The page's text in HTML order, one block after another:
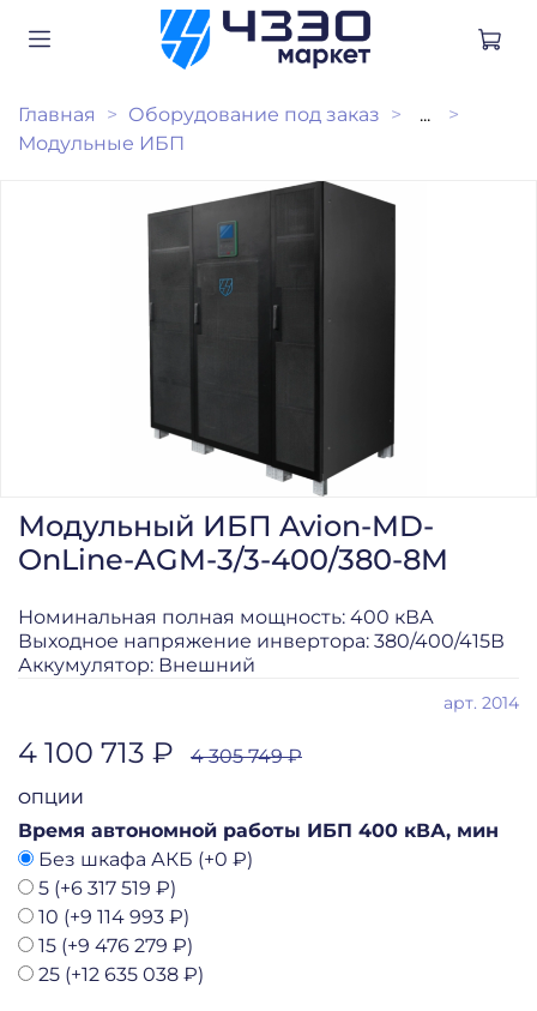
Главная Оборудование под заказ
...
Модульные ИБП
арт. 2014
Модульный ИБП Avion-MD-
OnLine-AGM-3/3-400/380-8M
4 100 713 ₽ 4 305 749 ₽
ОПЦИИ
Время автономной работы ИБП 400 кВА, мин
Без шкафа АКБ (+0 ₽)
5 (+6 317 519 ₽)
10 (+9 114 993 ₽)
15 (+9 476 279 ₽)
25 (+12 635 038 ₽)
Номинальная полная мощность: 400 кВА
Выходное напряжение инвертора: 380/400/415В
Аккумулятор: Внешний